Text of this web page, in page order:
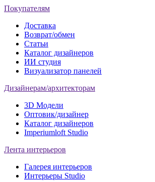
Покупателям
Доставка
Возврат/обмен
Статьи
Каталог дизайнеров
ИИ студия
Визуализатор панелей
Дизайнерам/архитекторам
3D Модели
Оптовик/дизайнер
Каталог дизайнеров
Imperiumloft Studio
Лента интерьеров
Галерея интерьеров
Интерьеры Studio